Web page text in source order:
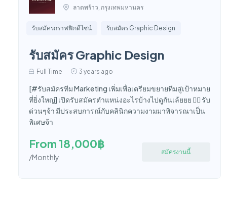
ลาดพร้าว, กรุงเทพมหานคร
รับสมัครกราฟฟิกดีไซน์ รับสมัคร Graphic Design
รับสมัคร Graphic Design
Full Time 3 years ago
[#รับสมัครทีม Marketing เพิ่มเพื่อเตรียมขยายทีมสู่เป้าหมาย
ที่ยิ่งใหญ่] เปิดรับสมัครตำแหน่งอะไรบ้างไปดูกันเล้ยยย 👇🏼 รับ
ด่วนๆจ้า มีประสบการณ์กับคลินิกความงามมาพิจารณาเป็น
พิเศษจ้า
From 18,000฿
/Monthly
สมัครงานนี้